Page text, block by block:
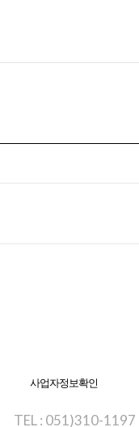
사업자정보확인
TEL : 051)310-1197